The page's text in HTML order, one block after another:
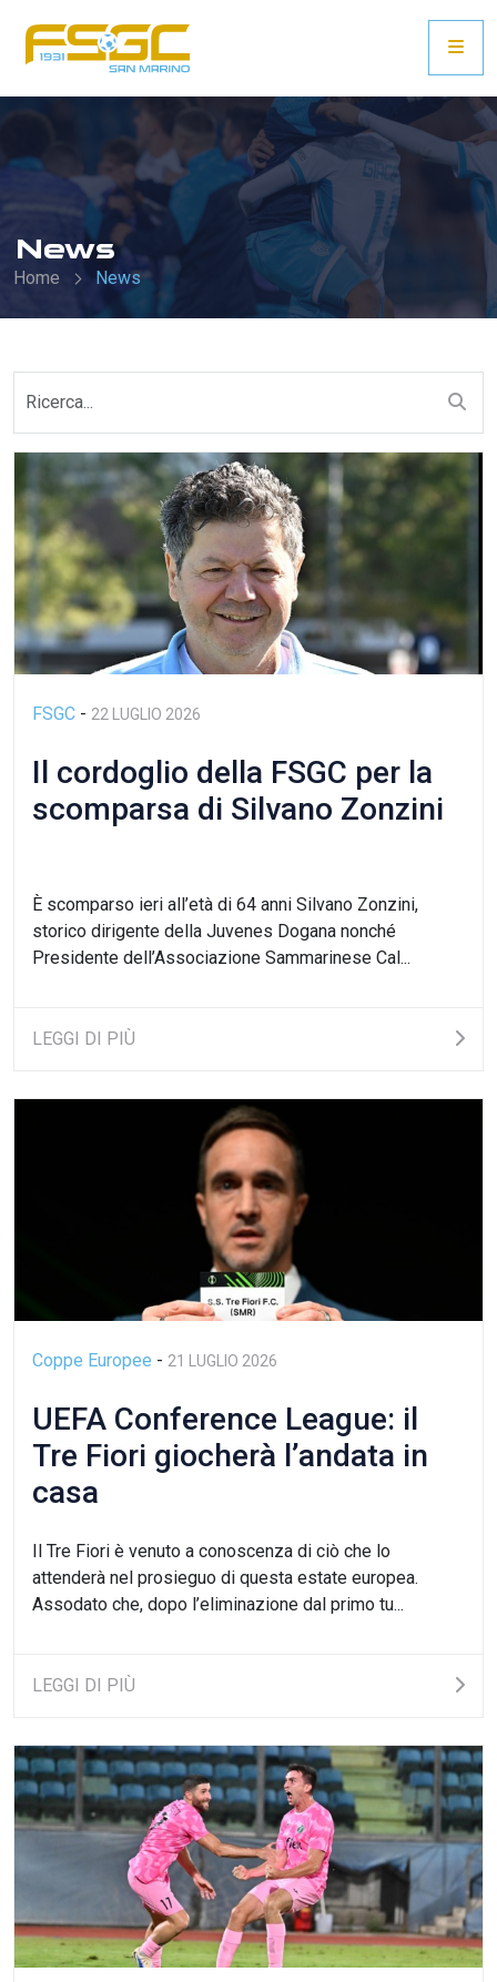
News
Home News
FSGC - 22 LUGLIO 2026
Il cordoglio della FSGC per la
scomparsa di Silvano Zonzini
È scomparso ieri all’età di 64 anni Silvano Zonzini,
storico dirigente della Juvenes Dogana nonché
Presidente dell’Associazione Sammarinese Cal...
LEGGI DI PIÙ
Coppe Europee - 21 LUGLIO 2026
UEFA Conference League: il
Tre Fiori giocherà l’andata in
casa
Il Tre Fiori è venuto a conoscenza di ciò che lo
attenderà nel prosieguo di questa estate europea.
Assodato che, dopo l’eliminazione dal primo tu...
LEGGI DI PIÙ